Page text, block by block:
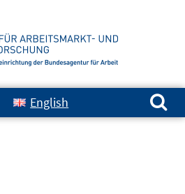
English
Suchen nach: